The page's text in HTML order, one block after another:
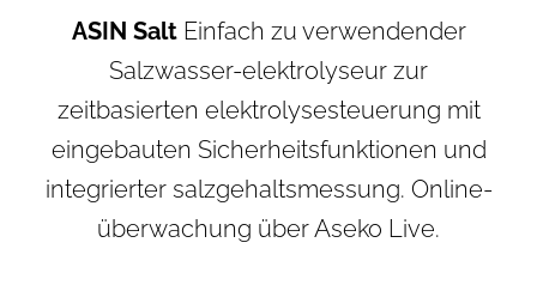
ASIN Salt Einfach zu verwendender
Salzwasser-elektrolyseur zur
zeitbasierten elektrolysesteuerung mit
eingebauten Sicherheitsfunktionen und
integrierter salzgehaltsmessung. Online-
überwachung über Aseko Live.